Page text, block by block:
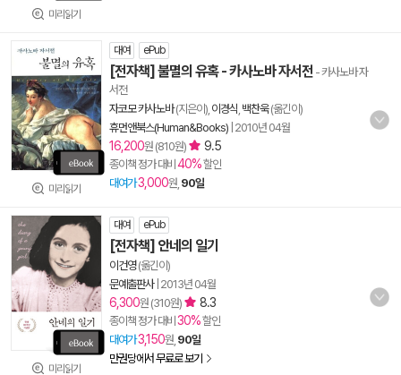
미리읽기
미리읽기
대여 ePub
[전자책] 불멸의 유혹 - 카사노바 자서전 - 카사노바 자
서전
자코모 카사노바(지은이), 이경식 백찬욱(옮긴이)
휴먼앤북스(Human&Books) 2010년 04월
16,200원 (810원) 9.5
종이책 정가 대비 40%할인
대여가3,000원, 90일
미리읽기
대여 ePub
[전자책] 안네의 일기
이건영(옮긴이)
문예출판사| 2013년 04월
6,300원 (310원) 8.3
종이책 정가 대비 30%할인
대여가3,150원, 90일
만권당에서 무료로 보기